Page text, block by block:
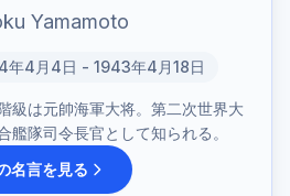
Yamamoto
年4月4日 - 1943年4月18日
級は元帥海軍大将。第二次世界大
艦隊司令長官として知られる。
名言を見る